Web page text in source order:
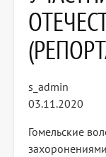
s_admin
03.11.2020
Гомельские